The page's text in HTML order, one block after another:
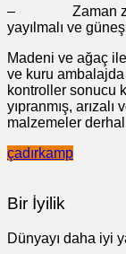
– Zaman
yayılmalı ve
Madeni ve ağaç
ve kuru ambalajda
kontroller sonucu
yıpranmış,
malzemeler
çadırkamp
Bir İyilik
Dünyayı daha iyi